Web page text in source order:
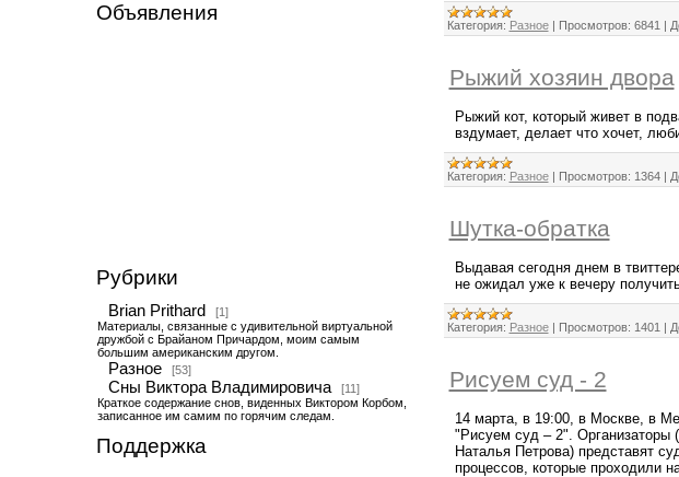
Объявления
Рубрики
Brian Prithard
[1]
Материалы, связанные с удивительной виртуальной
дружбой с Брайаном Причардом, моим самым
большим американским другом.
Разное [53]
Сны Виктора Владимировича
[11]
Краткое содержание снов, виденных Виктором Корбом,
записанное им самим по горячим следам.
Поддержка
Категория: Разное | Просмотров: 6841 |
Рыжий хозяин двора
Рыжий кот, который живет в
вздумает, делает что хочет,
Категория: Разное | Просмотров: 1364 |
Шутка-обратка
Выдавая сегодня днем в
не ожидал уже к вечеру
Категория: Разное | Просмотров: 1401 |
Рисуем суд - 2
14 марта, в 19:00, в Москве, в
"Рисуем суд – 2". Организаторы
Наталья Петрова) представят
процессов, которые проходили